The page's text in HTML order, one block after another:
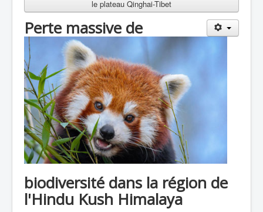
le plateau Qinghai-Tibet
Perte massive de
biodiversité dans la région de
l'Hindu Kush Himalaya